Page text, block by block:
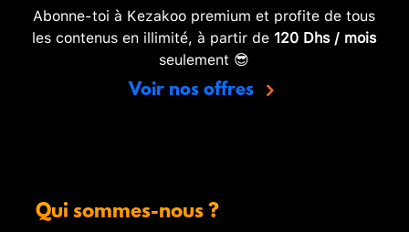
Abonne-toi à Kezakoo premium et profite de tous
les contenus en illimité, à partir de 120 Dhs / mois
seulement 😎
Voir nos offres
Qui sommes-nous ?